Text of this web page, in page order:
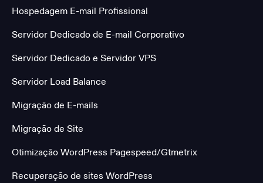
Hospedagem E-mail Profissional
Servidor Dedicado de E-mail Corporativo
Servidor Dedicado e Servidor VPS
Servidor Load Balance
Migração de E-mails
Migração de Site
Otimização WordPress Pagespeed/Gtmetrix
Recuperação de sites WordPress